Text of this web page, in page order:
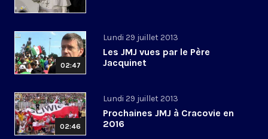
02:47
Lundi 29 juillet 2013
Les JMJ vues par le Père
Jacquinet
02:46
Lundi 29 juillet 2013
Prochaines JMJ à Cracovie en
2016